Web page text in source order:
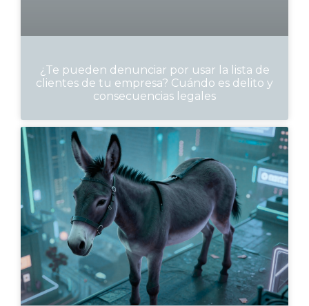
¿Te pueden denunciar por usar la lista de
clientes de tu empresa? Cuándo es delito y
consecuencias legales